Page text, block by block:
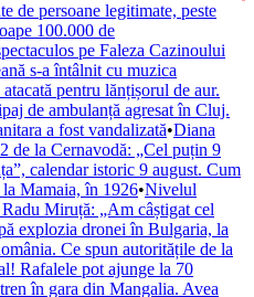
de persoane legitimate, peste
100.000 de
pe Faleza Cazinoului
s-a întâlnit cu muzica
pentru lănțișorul de aur.
de ambulanță agresat în Cluj.
a fost vandalizată•Diana
de la Cernavodă: „Cel puțin 9
calendar istoric 9 august. Cum
Mamaia, în 1926•Nivelul
Miruță: „Am câștigat cel
explozia dronei în Bulgaria, la
Ce spun autoritățile de la
Rafalele pot ajunge la 70
în gara din Mangalia. Avea